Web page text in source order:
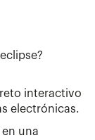
interactivo
electrónicas.
una